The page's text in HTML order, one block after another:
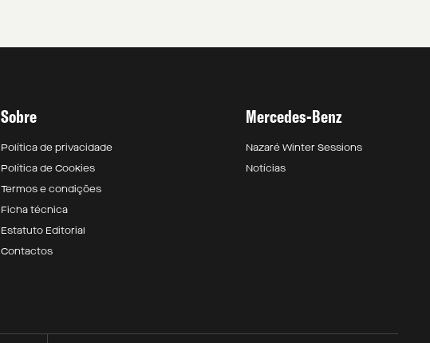
Sobre
Política de privacidade
Política de Cookies
Termos e condições
Ficha técnica
Estatuto Editorial
Contactos
Mercedes-Benz
Nazaré Winter Sessions
Notícias